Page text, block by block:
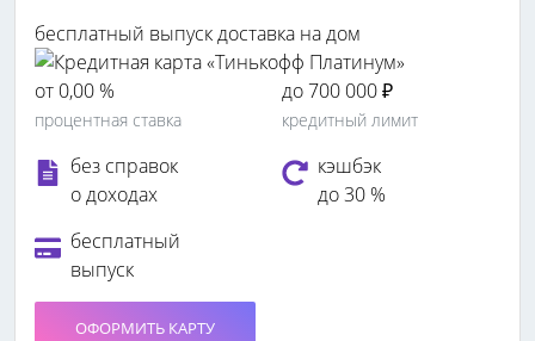
бесплатный выпускдоставка на дом
от 0,00 %
процентная ставка
до 700 000 ₽
кредитный лимит
без справок
о доходах
кэшбэк
до 30 %
бесплатный
выпуск
ОФОРМИТЬ КАРТУ